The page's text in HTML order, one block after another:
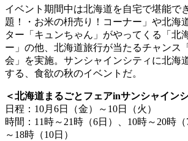
イベント期間中は北海道を自宅で堪能で
題！・お米の枡売り！コーナー」や北海
ター「キュンちゃん」がやってくる「北
ー」の他、北海道旅行が当たるチャンス
会」を実施。サンシャインシティに北海
する、食欲の秋のイベントだ。
＜北海道まるごとフェアinサンシャイン
日程：10月6日（金）～10日（火）
時間：11時～21時（6日）、10時～20時
～18時（10日）